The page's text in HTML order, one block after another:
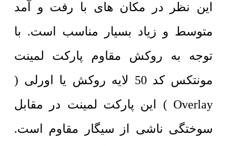
این نظر در مکان های با رفت و آمد
متوسط و زیاد بسیار مناسب است. با
توجه به روکش مقاوم پارکت لمینت
مونتکس کد 50 لایه روکش یا اورلی (
Overlay ) این پارکت لمینت در مقابل
سوختگی ناشی از سیگار مقاوم است.